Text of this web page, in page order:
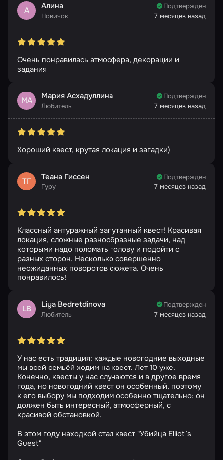
А Алина
Новичок
Подтвержден
7 месяцев назад
Очень понравилась атмосфера, декорации и
задания
МА Мария Асхадуллина
Любитель
Подтвержден
7 месяцев назад
Хороший квест, крутая локация и загадки)
ТГ Теана Гиссен
Гуру
Подтвержден
7 месяцев назад
Классный антуражный запутанный квест! Красивая
локация, сложные разнообразные задачи, над
которыми надо поломать голову и подойти с
разных сторон. Несколько совершенно
неожиданных поворотов сюжета. Очень
понравилось!
LB Liya Bedretdinova
Любитель
Подтвержден
7 месяцев назад
У нас есть традиция: каждые новогодние выходные
мы всей семьёй ходим на квест. Лет 10 уже.
Конечно, квесты у нас случаются и в другое время
года, но новогодний квест он особенный, поэтому
к его выбору мы подходим особенно тщательно: он
должен быть интересный, атмосферный, с
красивой обстановкой.
В этом году находкой стал квест "Убийца Elliot’s
Guest"